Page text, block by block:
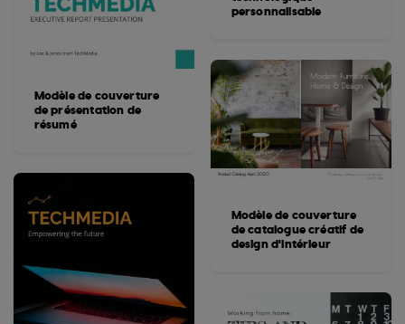
Modèle de couverture
de présentation de
résumé
personnalisable
Modèle de couverture
de catalogue créatif de
design d'intérieur